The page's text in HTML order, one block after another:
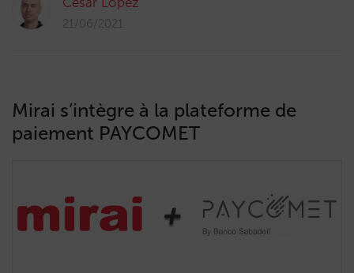
21/06/2021
Mirai s’intègre à la plateforme de
paiement PAYCOMET